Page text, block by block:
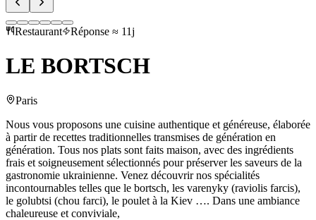
Restaurant Réponse ≈ 11j
LE BORTSCH
Paris
Nous vous proposons une cuisine authentique et généreuse, élaborée
à partir de recettes traditionnelles transmises de génération en
génération. Tous nos plats sont faits maison, avec des ingrédients
frais et soigneusement sélectionnés pour préserver les saveurs de la
gastronomie ukrainienne. Venez découvrir nos spécialités
incontournables telles que le bortsch, les varenyky (raviolis farcis),
le golubtsi (chou farci), le poulet à la Kiev …. Dans une ambiance
chaleureuse et conviviale,